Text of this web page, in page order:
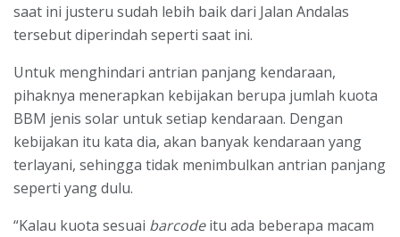
saat ini justeru sudah lebih baik dari Jalan Andalas
tersebut diperindah seperti saat ini.
Untuk menghindari antrian panjang kendaraan,
pihaknya menerapkan kebijakan berupa jumlah kuota
BBM jenis solar untuk setiap kendaraan. Dengan
kebijakan itu kata dia, akan banyak kendaraan yang
terlayani, sehingga tidak menimbulkan antrian panjang
seperti yang dulu.
“Kalau kuota sesuai barcodeitu ada beberapa macam